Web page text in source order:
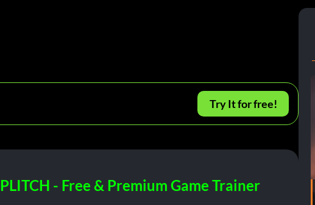
Try It for free!
PLITCH - Free & Premium Game Trainer